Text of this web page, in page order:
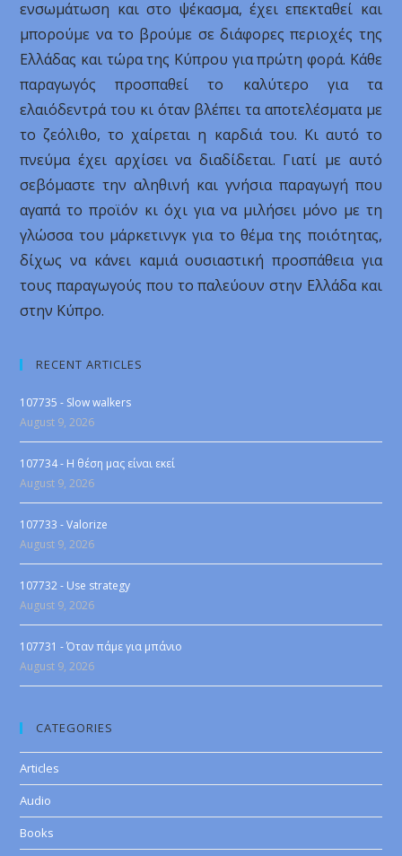
ενσωμάτωση και στο ψέκασμα, έχει επεκταθεί και
μπορούμε να το βρούμε σε διάφορες περιοχές της
Ελλάδας και τώρα της Κύπρου για πρώτη φορά. Κάθε
παραγωγός προσπαθεί το καλύτερο για τα
ελαιόδεντρά του κι όταν βλέπει τα αποτελέσματα με
το ζεόλιθο, το χαίρεται η καρδιά του. Κι αυτό το
πνεύμα έχει αρχίσει να διαδίδεται. Γιατί με αυτό
σεβόμαστε την αληθινή και γνήσια παραγωγή που
αγαπά το προϊόν κι όχι για να μιλήσει μόνο με τη
γλώσσα του μάρκετινγκ για το θέμα της ποιότητας,
δίχως να κάνει καμιά ουσιαστική προσπάθεια για
τους παραγωγούς που το παλεύουν στην Ελλάδα και
στην Κύπρο.
RECENT ARTICLES
107735 - Slow walkers
August 9, 2026
107734 - Η θέση μας είναι εκεί
August 9, 2026
107733 - Valorize
August 9, 2026
107732 - Use strategy
August 9, 2026
107731 - Όταν πάμε για μπάνιο
August 9, 2026
CATEGORIES
Articles
Audio
Books